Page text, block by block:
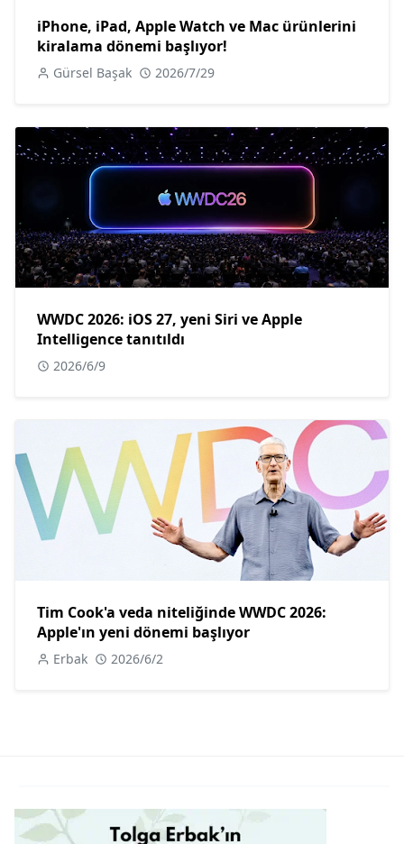
iPhone, iPad, Apple Watch ve Mac ürünlerini
kiralama dönemi başlıyor!
Gürsel Başak 2026/7/29
WWDC 2026: iOS 27, yeni Siri ve Apple
Intelligence tanıtıldı
2026/6/9
Tim Cook'a veda niteliğinde WWDC 2026:
Apple'ın yeni dönemi başlıyor
Erbak 2026/6/2